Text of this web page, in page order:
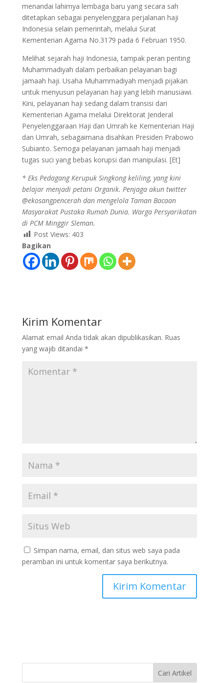
menandai lahirnya lembaga baru yang secara sah
ditetapkan sebagai penyelenggara perjalanan haji
Indonesia selain pemerintah, melalui Surat
Kementerian Agama No.3179 pada 6 Februari 1950.
Melihat sejarah haji Indonesia, tampak peran penting
Muhammadiyah dalam perbaikan pelayanan bagi
jamaah haji. Usaha Muhammadiyah menjadi pijakan
untuk menyusun pelayanan haji yang lebih manusiawi.
Kini, pelayanan haji sedang dalam transisi dari
Kementerian Agama melalui Direktorat Jenderal
Penyelenggaraan Haji dan Umrah ke Kementerian Haji
dan Umrah, sebagaimana disahkan Presiden Prabowo
Subianto. Semoga pelayanan jamaah haji menjadi
tugas suci yang bebas korupsi dan manipulasi. [Et]
* Eks Pedagang Kerupuk Singkong keliling, yang kini
belajar menjadi petani Organik. Penjaga akun twitter
@ekosangpencerah dan mengelola Taman Bacaan
Masyarakat Pustaka Rumah Dunia. Warga Persyarikatan
di PCM Minggir Sleman.
Post Views: 403
Bagikan
Kirim Komentar
Alamat email Anda tidak akan dipublikasikan. Ruas
yang wajib ditandai *
Simpan nama, email, dan situs web saya pada
peramban ini untuk komentar saya berikutnya.
Cari Artikel